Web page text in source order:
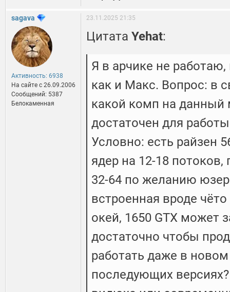
sagava
Активность: 6938
На сайте c 26.09.2006
Сообщений: 5387
Белокаменная
23.11.2025 21:35
Цитата Yehat:
Я в арчике не
как и Макс. Вопрос: в
какой комп на данный
достаточен для
Условно: есть райзен
ядер на 12-18
32-64 по желанию
встроенная вроде
окей, 1650 GTX может
достаточно чтобы
работать даже в
последующих